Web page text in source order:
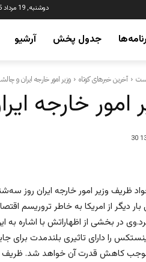
دوشنبه, 19 مرداد 1405
جدول پخش آرشیو
آخرین خبرهای کوتاه وزیر امور خارجه ایران و
امور خارجه
ظریف وزیر امور خارجه ایران روز
دیگر از امریکا به خاطر تروریسم
در بخشی از اظهاراتش با اشاره
را دارای تاثیری بلندمدت برای
موجب کاهش قدرت آن خواهد شد. ظریف با